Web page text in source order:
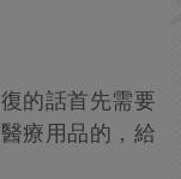
的話首先需要
療用品的，給